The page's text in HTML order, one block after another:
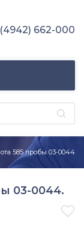
662-000
585 пробы 03-0044
03-0044.
